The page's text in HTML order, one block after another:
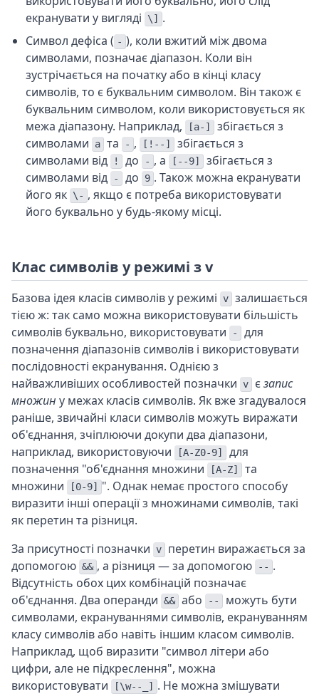
екранувати у вигляді
\]
.
Символ дефіса ( - ), коли вжитий між двома
символами, позначає діапазон. Коли він
зустрічається на початку або в кінці класу
символів, то є буквальним символом. Він також є
буквальним символом, коли використовується як
межа діапазону. Наприклад,
[a-]
збігається з
символами
a та - , [!--]
збігається з
символами від
! до - , а [--9]
збігається з
символами від
- до 9 . Також можна екранувати
його як \- , якщо є потреба використовувати
його буквально у будь-якому місці.
Клас символів у режимі з v
Базова ідея класів символів у режимі v залишається
тією ж: так само можна використовувати більшість
символів буквально, використовувати
-
для
позначення діапазонів символів і використовувати
послідовності екранування. Однією з
найважливіших особливостей позначки v єзапис
множин у межах класів символів. Як вже згадувалося
раніше, звичайні класи символів можуть виражати
об'єднання, зчіплюючи докупи два діапазони,
наприклад, використовуючи
[A-Z0-9]
для
позначення "об'єднання множини
[A-Z]
та
множини
[0-9]
". Однак немає простого способу
виразити інші операції з множинами символів, такі
як перетин та різниця.
За присутності позначки v
перетин виражається за
допомогою && , а різниця — за допомогою -- .
Відсутність обох цих комбінацій позначає
об'єднання. Два операнди && або --
можуть бути
символами, екрануваннями символів, екрануванням
класу символів або навіть іншим класом символів.
Наприклад, щоб виразити "символ літери або
цифри, але не підкреслення", можна
використовувати
[\w--_]
. Не можна змішувати